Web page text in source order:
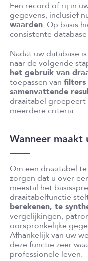
Een record of rij in
gegevens, inclusief
waarden. Op basis
consistente
Nadat uw database
naar de volgende
het gebruik van
toepassen van filters
samenvattende
draaitabel groepeert
meerdere criteria.
Wanneer
Om een draaitabel
zorgen dat u over
meestal het
draaitabelfunctie
berekenen, te
vergelijkingen,
oorspronkelijke
Afhankelijk van uw
deze functie zeer
professionele leven.